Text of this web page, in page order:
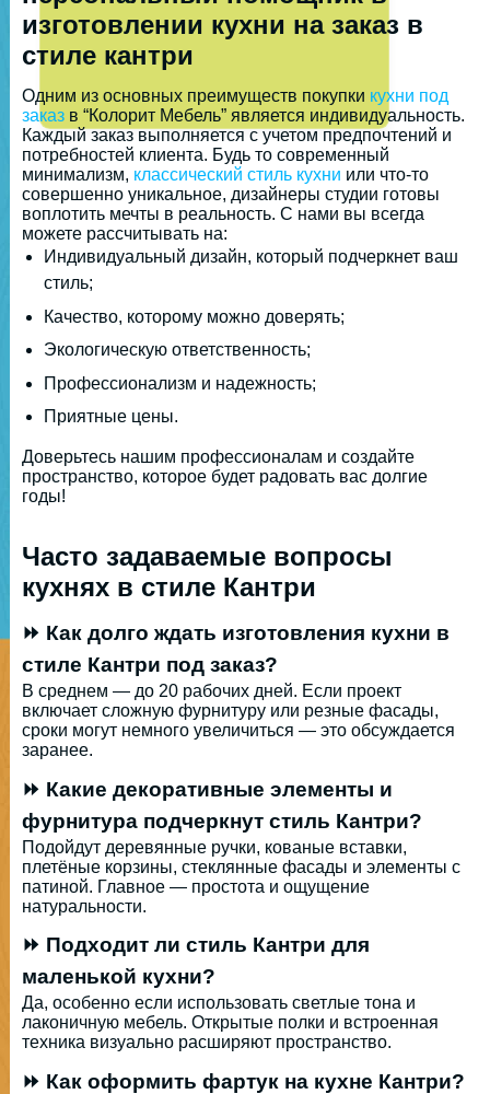
изготовлении кухни на заказ в
стиле кантри
Одним из основных преимуществ покупки кухни под
заказ в “Колорит Мебель” является индивидуальность.
Каждый заказ выполняется с учетом предпочтений и
потребностей клиента. Будь то современный
минимализм, классический стиль кухни или что-то
совершенно уникальное, дизайнеры студии готовы
воплотить мечты в реальность. С нами вы всегда
можете рассчитывать на:
Индивидуальный дизайн, который подчеркнет ваш
стиль;
Качество, которому можно доверять;
Экологическую ответственность;
Профессионализм и надежность;
Приятные цены.
Доверьтесь нашим профессионалам и создайте
пространство, которое будет радовать вас долгие
годы!
Часто задаваемые вопросы
кухнях в стиле Кантри
⏩ Как долго ждать изготовления кухни в
стиле Кантри под заказ?
В среднем — до 20 рабочих дней. Если проект
включает сложную фурнитуру или резные фасады,
сроки могут немного увеличиться — это обсуждается
заранее.
⏩ Какие декоративные элементы и
фурнитура подчеркнут стиль Кантри?
Подойдут деревянные ручки, кованые вставки,
плетёные корзины, стеклянные фасады и элементы с
патиной. Главное — простота и ощущение
натуральности.
⏩ Подходит ли стиль Кантри для
маленькой кухни?
Да, особенно если использовать светлые тона и
лаконичную мебель. Открытые полки и встроенная
техника визуально расширяют пространство.
⏩ Как оформить фартук на кухне Кантри?